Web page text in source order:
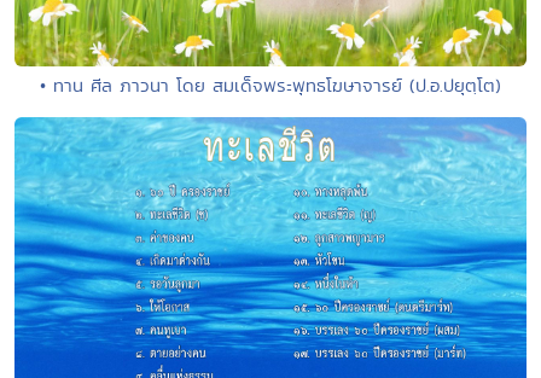
• ทาน ศีล ภาวนา โดย สมเด็จพระพุทธโฆษาจารย์ (ป.อ.ปยุตฺโต)